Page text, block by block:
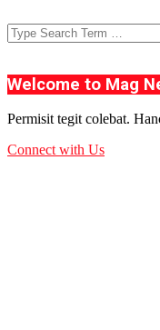
Search
Welcome to Mag
Permisit tegit colebat.
Connect with Us